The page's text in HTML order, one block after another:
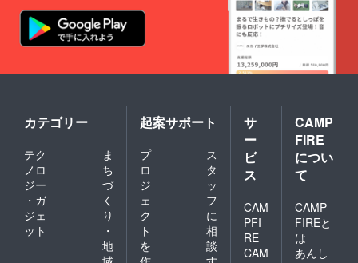
カテゴリー
テク
ノロ
ジー
・ガ
ジェ
ット
ま
ち
づ
く
り
・
地
起案サポート
プ
ロ
ジ
ェ
ク
ト
を
ス
タ
ッ
フ
に
相
談
サ
ー
ビ
ス
CAM
PFI
RE
CAM
CAMP
FIRE
につい
て
CAMP
FIREと
は
あんし